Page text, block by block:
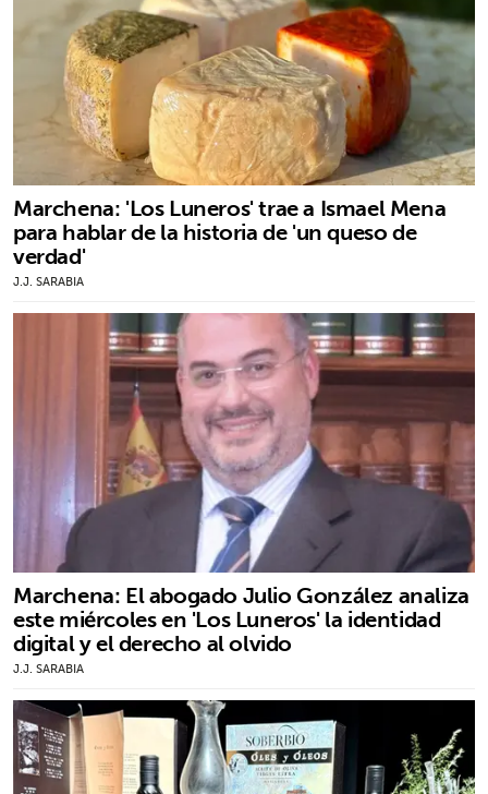
Marchena: 'Los Luneros' trae a Ismael Mena
para hablar de la historia de 'un queso de
verdad'
J.J. SARABIA
Marchena: El abogado Julio González analiza
este miércoles en 'Los Luneros' la identidad
digital y el derecho al olvido
J.J. SARABIA